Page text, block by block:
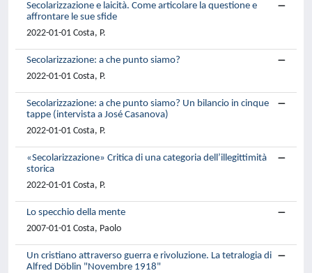
Secolarizzazione e laicità. Come articolare la questione e
affrontare le sue sfide
2022-01-01 Costa, P.
Secolarizzazione: a che punto siamo?
2022-01-01 Costa, P.
Secolarizzazione: a che punto siamo? Un bilancio in cinque
tappe (intervista a José Casanova)
2022-01-01 Costa, P.
«Secolarizzazione» Critica di una categoria dell’illegittimità
storica
2022-01-01 Costa, P.
Lo specchio della mente
2007-01-01 Costa, Paolo
Un cristiano attraverso guerra e rivoluzione. La tetralogia di
Alfred Döblin "Novembre 1918"